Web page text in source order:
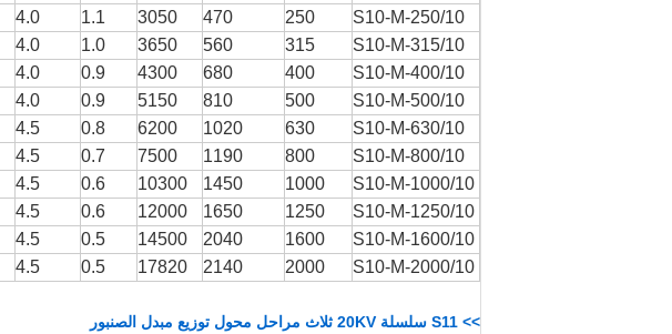
S10-M-250/10
250
470
3050
1.1
4.0
S10-M-315/10
315
560
3650
1.0
4.0
S10-M-400/10
400
680
4300
0.9
4.0
S10-M-500/10
500
810
5150
0.9
4.0
S10-M-630/10
630
1020
6200
0.8
4.5
S10-M-800/10
800
1190
7500
0.7
4.5
S10-M-1000/10
1000
1450
10300
0.6
4.5
S10-M-1250/10
1250
1650
12000
0.6
4.5
S10-M-1600/10
1600
2040
14500
0.5
4.5
S10-M-2000/10
2000
2140
17820
0.5
4.5
>> S11 سلسلة 20KV ثلاث مراحل محول توزيع مبدل الصنبور